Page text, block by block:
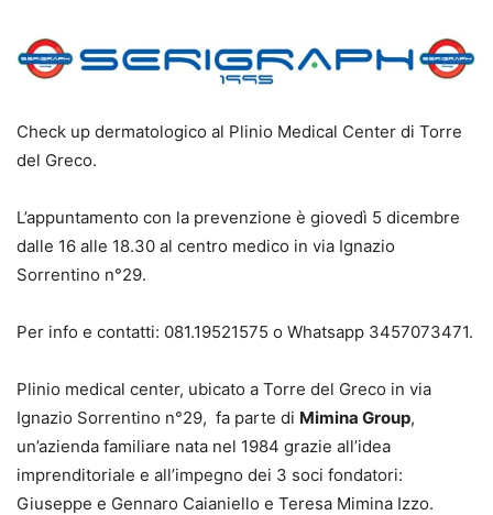
Check up dermatologico al Plinio Medical Center di Torre
del Greco.
L’appuntamento con la prevenzione è giovedì 5 dicembre
dalle 16 alle 18.30 al centro medico in via Ignazio
Sorrentino n°29.
Per info e contatti: 081.19521575 o Whatsapp 3457073471.
Plinio medical center, ubicato a Torre del Greco in via
Ignazio Sorrentino n°29, fa parte di Mimina Group,
un’azienda familiare nata nel 1984 grazie all’idea
imprenditoriale e all’impegno dei 3 soci fondatori:
Giuseppe e Gennaro Caianiello e Teresa Mimina Izzo.